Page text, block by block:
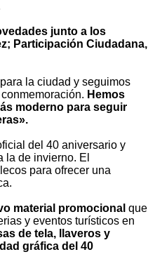
junto a los
Participación Ciudadana,
la ciudad y seguimos
Hemos
moderno para seguir
del 40 aniversario y
la de invierno. El
para ofrecer una
material promocional que
y eventos turísticos en
de tela, llaveros y
gráfica del 40